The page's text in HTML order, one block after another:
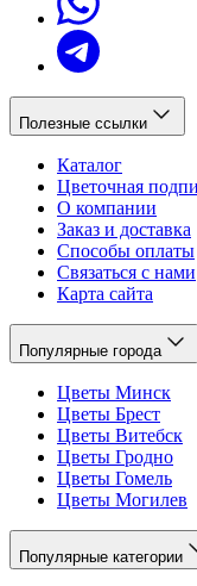
Полезные ссылки
Каталог
Цветочная
О компании
Заказ и доставка
Способы оплаты
Связаться с нами
Карта сайта
Популярные города
Цветы Минск
Цветы Брест
Цветы Витебск
Цветы Гродно
Цветы Гомель
Цветы Могилев
Популярные категории